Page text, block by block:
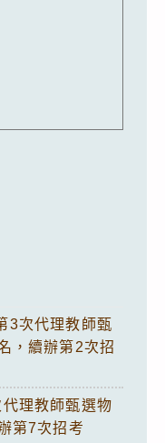
3次代理教師甄
，續辦第2次招
理教師甄選物
第7次招考